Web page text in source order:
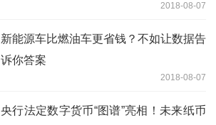
2018-08-07
新能源车比燃油车更省钱？不如让数据告
诉你答案
2018-08-07
央行法定数字货币“图谱”亮相！未来纸币